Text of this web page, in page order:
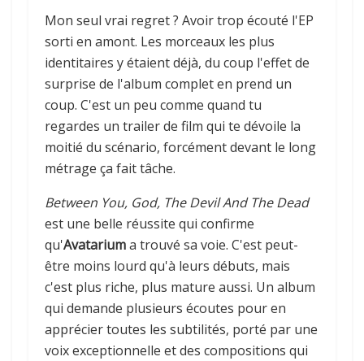
Mon seul vrai regret ? Avoir trop écouté l'EP
sorti en amont. Les morceaux les plus
identitaires y étaient déjà, du coup l'effet de
surprise de l'album complet en prend un
coup. C'est un peu comme quand tu
regardes un trailer de film qui te dévoile la
moitié du scénario, forcément devant le long
métrage ça fait tâche.
Between You, God, The Devil And The Dead
est une belle réussite qui confirme
qu'Avatariuma trouvé sa voie. C'est peut-
être moins lourd qu'à leurs débuts, mais
c'est plus riche, plus mature aussi. Un album
qui demande plusieurs écoutes pour en
apprécier toutes les subtilités, porté par une
voix exceptionnelle et des compositions qui